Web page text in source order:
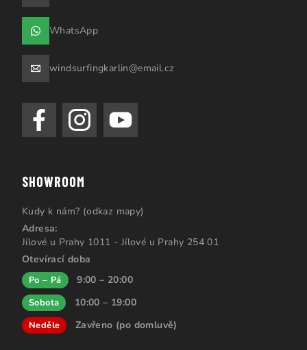
WhatsApp
windsurfingkarlin@email.cz
SHOWROOM
Kudy k nám? (odkaz mapy)
Adresa:
Jílové u Prahy 1011 - Jílové u Prahy 254 01
Otevírací doba
Po – Pá 9:00 – 20:00
Sobota 10:00 – 19:00
Neděle Zavřeno (po domluvě)